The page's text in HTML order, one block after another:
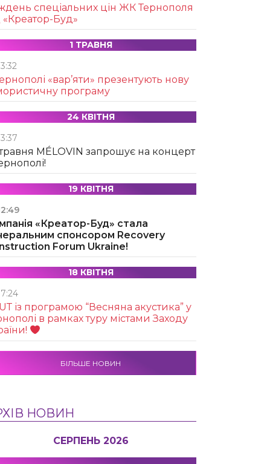
спеціальних цін ЖК Тернополя
«Креатор-Буд»
1 ТРАВНЯ
«вар’яти» презентують нову
програму
24 КВІТНЯ
MÉLOVIN запрошує на концерт
19 КВІТНЯ
«Креатор-Буд» стала
спонсором Recovery
Forum Ukraine!
18 КВІТНЯ
із програмою “Весняна акустика” у
в рамках туру містами Заходу
БІЛЬШЕ НОВИН
НОВИН
СЕРПЕНЬ 2026